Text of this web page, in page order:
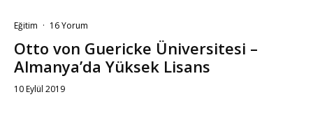
Eğitim · 16 Yorum
Otto von Guericke Üniversitesi –
Almanya’da Yüksek Lisans
10 Eylül 2019